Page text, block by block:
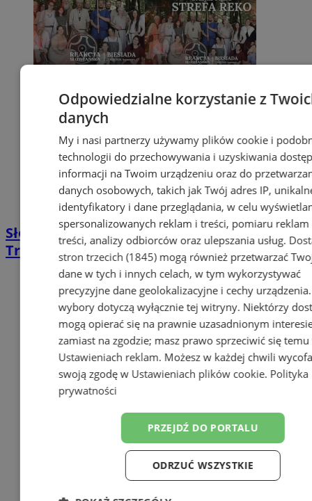
Słowiańska biesiada opanuje Sosnowiec.
Trzy dni darmowych atrakcji
Odpowiedzialne korzystanie z
danych
My i nasi partnerzy używamy plików cookie i
technologii do przechowywania i uzyskiwania
informacji na Twoim urządzeniu oraz do
danych osobowych, takich jak Twój adres IP,
identyfikatory i dane przeglądania, w celu
spersonalizowanych reklam i treści, pomiaru reklam
treści, analizy odbiorców oraz ulepszania usług.
stron trzecich (1845)mogą również przetwarzać
dane w tych i innych celach, w tym wykorzystywać
precyzyjne dane geolokalizacyjne i cechy
wybory dotyczą wyłącznie tej witryny. Niektórzy
mogą opierać się na prawnie uzasadnionym
zamiast na zgodzie; masz prawo sprzeciwić się temu
Ustawieniach reklam. Możesz w każdej chwili
swoją zgodę w Ustawieniach plików cookie. Polityka
prywatności
PRZEJDŹ DO PORTALU
ODRZUĆ WSZYSTKIE